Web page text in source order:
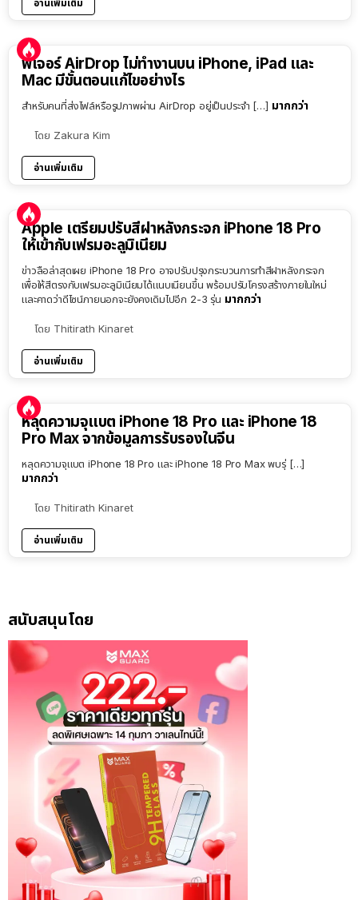
อ่านเพิ่มเติม
ฟีเจอร์ AirDrop ไม่ทำงานบน iPhone, iPad และ
Mac มีขั้นตอนแก้ไขอย่างไร
สำหรับคนที่ส่งไฟล์หรือรูปภาพผ่าน AirDrop อยู่เป็นประจำ […] มากกว่า
โดย Zakura Kim
อ่านเพิ่มเติม
Apple เตรียมปรับสีฝาหลังกระจก iPhone 18 Pro
ให้เข้ากับเฟรมอะลูมิเนียม
ข่าวลือล่าสุดเผย iPhone 18 Pro อาจปรับปรุงกระบวนการทำสีฝาหลังกระจก
เพื่อให้สีตรงกับเฟรมอะลูมิเนียมได้แนบเนียนขึ้น พร้อมปรับโครงสร้างภายในใหม่
และคาดว่าดีไซน์ภายนอกจะยังคงเดิมไปอีก 2-3 รุ่น มากกว่า
โดย Thitirath Kinaret
อ่านเพิ่มเติม
หลุดความจุแบต iPhone 18 Pro และ iPhone 18
Pro Max จากข้อมูลการรับรองในจีน
หลุดความจุแบต iPhone 18 Pro และ iPhone 18 Pro Max พบรุ่ […]
มากกว่า
โดย Thitirath Kinaret
อ่านเพิ่มเติม
สนับสนุนโดย